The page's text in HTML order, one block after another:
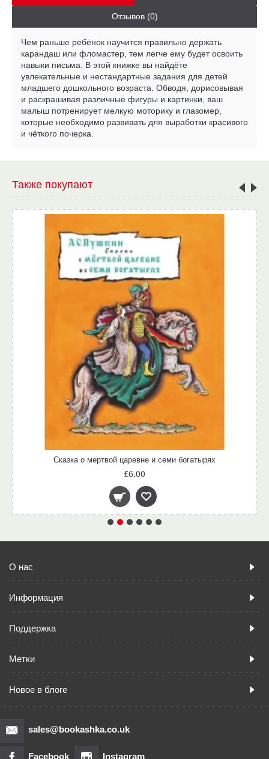
Отзывов (0)
Чем раньше ребёнок научится правильно держать
карандаш или фломастер, тем легче ему будет освоить
навыки письма. В этой книжке вы найдёте
увлекательные и нестандартные задания для детей
младшего дошкольного возраста. Обводя, дорисовывая
и раскрашивая различные фигуры и картинки, ваш
малыш потренирует мелкую моторику и глазомер,
которые необходимо развивать для выработки красивого
и чёткого почерка.
Также покупают
Сказка о мертвой царевне и семи богатырях
£6.00
О нас
Информация
Поддержка
Метки
Новое в блоге
sales@bookashka.co.uk
Facebook Instagram